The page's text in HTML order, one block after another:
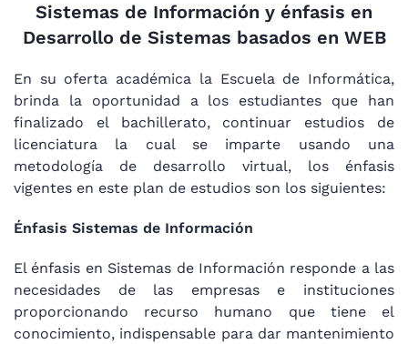
Sistemas de Información y énfasis en
Desarrollo de Sistemas basados en WEB
En su oferta académica la Escuela de Informática,
brinda la oportunidad a los estudiantes que han
finalizado el bachillerato, continuar estudios de
licenciatura la cual se imparte usando una
metodología de desarrollo virtual, los énfasis
vigentes en este plan de estudios son los siguientes:
Énfasis Sistemas de Información
El énfasis en Sistemas de Información responde a las
necesidades de las empresas e instituciones
proporcionando recurso humano que tiene el
conocimiento, indispensable para dar mantenimiento